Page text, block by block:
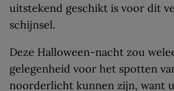
uitstekend geschikt is voor dit
schijnsel.
Deze Halloween-nacht zou
gelegenheid voor het spotten
noorderlicht kunnen zijn, want